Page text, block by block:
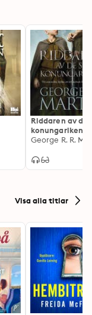
Riddaren av de
konungarikena
George R. R.
Visa alla titlar